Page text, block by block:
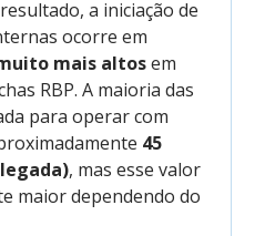
a iniciação de
ocorre em
mais altosem
RBP. A maioria das
para operar com
45
, mas esse valor
maior dependendo do